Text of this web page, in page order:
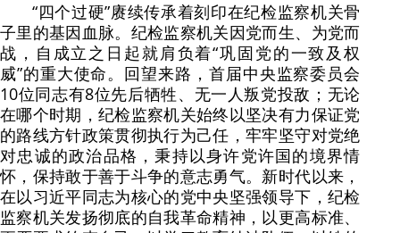
“四个过硬”赓续传承着刻印在纪检监察机关骨
子里的基因血脉。纪检监察机关因党而生、为党而
战，自成立之日起就肩负着“巩固党的一致及权
威”的重大使命。回望来路，首届中央监察委员会
10位同志有8位先后牺牲、无一人叛党投敌；无论
在哪个时期，纪检监察机关始终以坚决有力保证党
的路线方针政策贯彻执行为己任，牢牢坚守对党绝
对忠诚的政治品格，秉持以身许党许国的境界情
怀，保持敢于善于斗争的意志勇气。新时代以来，
在以习近平同志为核心的党中央坚强领导下，纪检
监察机关发扬彻底的自我革命精神，以更高标准、